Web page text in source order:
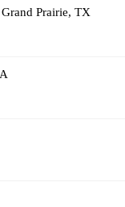
Prairie, TX